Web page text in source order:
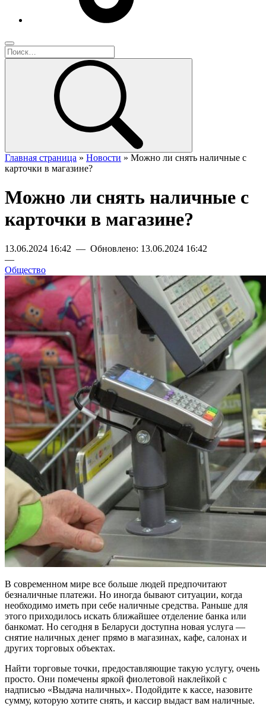
Главная страница » Новости » Можно ли снять наличные с
карточки в магазине?
Можно ли снять наличные с
карточки в магазине?
13.06.2024 16:42 — Обновлено: 13.06.2024 16:42
—
Общество
В современном мире все больше людей предпочитают
безналичные платежи. Но иногда бывают ситуации, когда
необходимо иметь при себе наличные средства. Раньше для
этого приходилось искать ближайшее отделение банка или
банкомат. Но сегодня в Беларуси доступна новая услуга —
снятие наличных денег прямо в магазинах, кафе, салонах и
других торговых объектах.
Найти торговые точки, предоставляющие такую услугу, очень
просто. Они помечены яркой фиолетовой наклейкой с
надписью «Выдача наличных». Подойдите к кассе, назовите
сумму, которую хотите снять, и кассир выдаст вам наличные.